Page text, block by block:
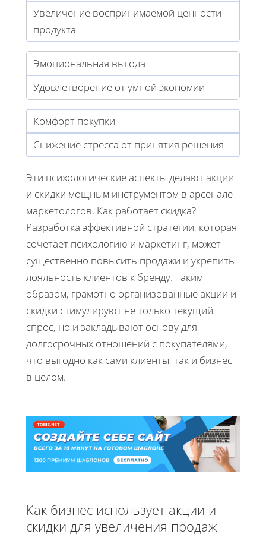
Увеличение воспринимаемой ценности
продукта
Эмоциональная выгода
Удовлетворение от умной экономии
Комфорт покупки
Снижение стресса от принятия решения
Эти психологические аспекты делают акции
и скидки мощным инструментом в арсенале
маркетологов. Как работает скидка?
Разработка эффективной стратегии, которая
сочетает психологию и маркетинг, может
существенно повысить продажи и укрепить
лояльность клиентов к бренду. Таким
образом, грамотно организованные акции и
скидки стимулируют не только текущий
спрос, но и закладывают основу для
долгосрочных отношений с покупателями,
что выгодно как сами клиенты, так и бизнес
в целом.
Как бизнес использует акции и
скидки для увеличения продаж